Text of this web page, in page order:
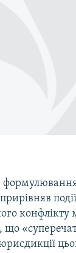
конфлікту
що